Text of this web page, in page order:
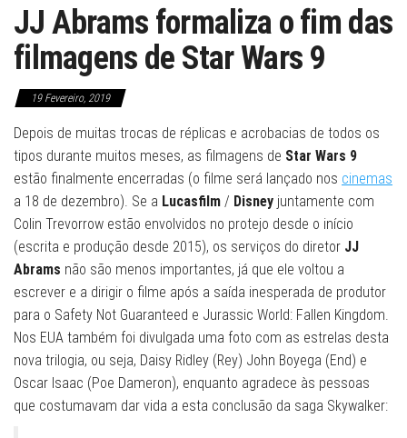
JJ Abrams formaliza o fim das
filmagens de Star Wars 9
19 Fevereiro, 2019
Depois de muitas trocas de réplicas e acrobacias de todos os
tipos durante muitos meses, as filmagens de Star Wars 9
estão finalmente encerradas (o filme será lançado nos cinemas
a 18 de dezembro). Se a Lucasfilm / Disney juntamente com
Colin Trevorrow estão envolvidos no protejo desde o início
(escrita e produção desde 2015), os serviços do diretor JJ
Abrams não são menos importantes, já que ele voltou a
escrever e a dirigir o filme após a saída inesperada de produtor
para o Safety Not Guaranteed e Jurassic World: Fallen Kingdom.
Nos EUA também foi divulgada uma foto com as estrelas desta
nova trilogia, ou seja, Daisy Ridley (Rey) John Boyega (End) e
Oscar Isaac (Poe Dameron), enquanto agradece às pessoas
que costumavam dar vida a esta conclusão da saga Skywalker: